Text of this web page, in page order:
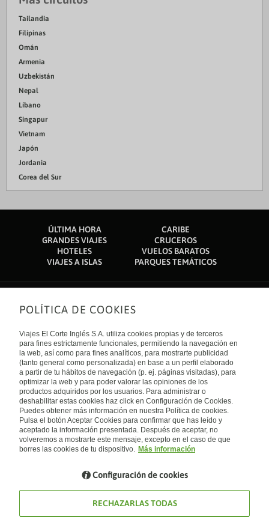
Tailandia
Filipinas
Omán
Armenia
Uzbekistán
Nepal
Líbano
Singapur
Vietnam
Japón
Jordania
Corea del Sur
ÚLTIMA HORA
CARIBE
GRANDES VIAJES
CRUCEROS
HOTELES
VUELOS BARATOS
VIAJES A ISLAS
PARQUES TEMÁTICOS
Sobre nosotros
Quiénes somos
Financiación
Sostenibilidad
Turismo accesible
Tarjeta El Corte Inglés
Trabaja con nosotros
El Corte Inglés
Canal Ético
Enlaces de interés
Guías de viaje
Catálogos
Auto check-in
Condiciones Generales
Política de privacidad
Política de cookies
Accesibilidad
Empresas/ Grupos
Internacional
España
Visita nuestro blog
Blog de Viajes el Corte inglés
POLÍTICA DE COOKIES
Viajes El Corte Inglés S.A. utiliza cookies propias y de terceros
para fines estrictamente funcionales, permitiendo la navegación en
la web, así como para fines analíticos, para mostrarte publicidad
(tanto general como personalizada) en base a un perfil elaborado
a partir de tu hábitos de navegación (p. ej. páginas visitadas), para
optimizar la web y para poder valorar las opiniones de los
productos adquiridos por los usuarios. Para administrar o
deshabilitar estas cookies haz click en Configuración de Cookies.
Puedes obtener más información en nuestra Política de cookies.
Pulsa el botón Aceptar Cookies para confirmar que has leído y
aceptado la información presentada. Después de aceptar, no
volveremos a mostrarte este mensaje, excepto en el caso de que
borres las cookies de tu dispositivo. Más información
Configuración de cookies
RECHAZARLAS TODAS